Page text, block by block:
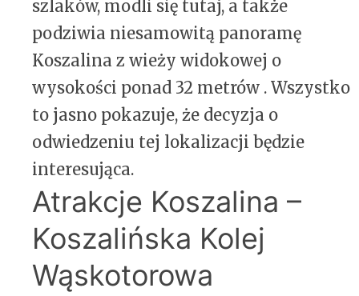
szlaków, modli się tutaj, a także
podziwia niesamowitą panoramę
Koszalina z wieży widokowej o
wysokości ponad 32 metrów . Wszystko
to jasno pokazuje, że decyzja o
odwiedzeniu tej lokalizacji będzie
interesująca.
Atrakcje Koszalina –
Koszalińska Kolej
Wąskotorowa